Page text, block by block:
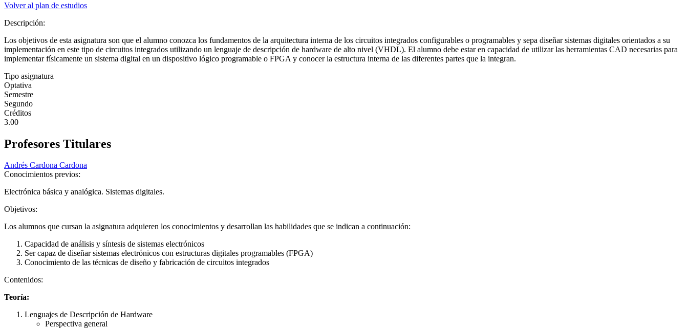
Volver al plan de estudios
Descripción:
Los objetivos de esta asignatura son que el alumno conozca los fundamentos de la arquitectura interna de los circuitos integrados configurables o programables y sepa diseñar sistemas digitales orientados a su
implementación en este tipo de circuitos integrados utilizando un lenguaje de descripción de hardware de alto nivel (VHDL). El alumno debe estar en capacidad de utilizar las herramientas CAD necesarias para
implementar físicamente un sistema digital en un dispositivo lógico programable o FPGA y conocer la estructura interna de las diferentes partes que la integran.
Tipo asignatura
Optativa
Semestre
Segundo
Créditos
3.00
Profesores Titulares
Andrés Cardona Cardona
Conocimientos previos:
Electrónica básica y analógica. Sistemas digitales.
Objetivos:
Los alumnos que cursan la asignatura adquieren los conocimientos y desarrollan las habilidades que se indican a continuación:
Capacidad de análisis y síntesis de sistemas electrónicos
Ser capaz de diseñar sistemas electrónicos con estructuras digitales programables (FPGA)
Conocimiento de las técnicas de diseño y fabricación de circuitos integrados
Contenidos:
Teoría:
Lenguajes de Descripción de Hardware
Perspectiva general